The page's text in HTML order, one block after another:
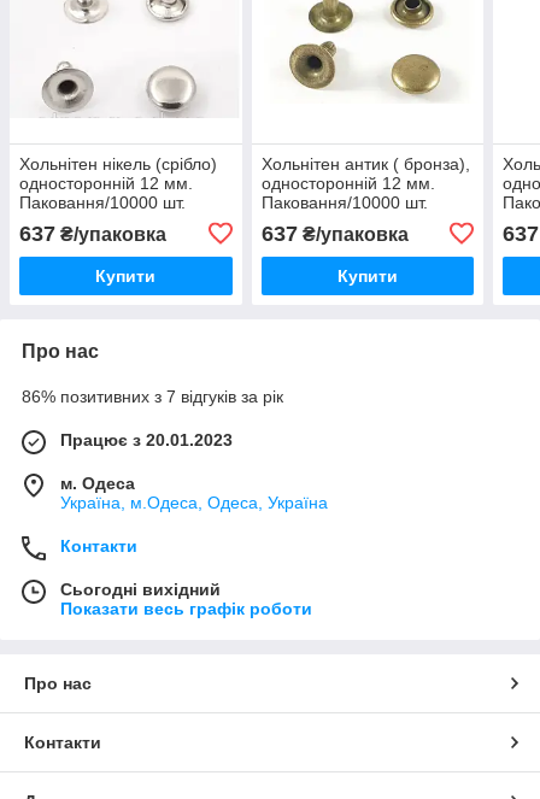
Хольнітен нікель (срібло)
односторонній 12 мм.
Паковання/10000 шт.
637 ₴/упаковка
Купити
Хольнітен антик ( бронза),
односторонній 12 мм.
Паковання/10000 шт.
637₴/упаковка
Купити
637
Про нас
86% позитивних з 7 відгуків за рік
Працює з 20.01.2023
м. Одеса
Україна, м.Одеса, Одеса, Україна
Контакти
Сьогодні вихідний
Показати весь графік роботи
Про нас
Контакти